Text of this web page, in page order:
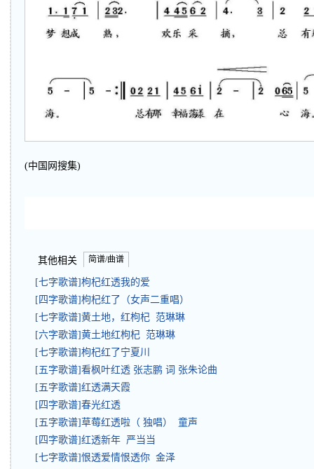
(中国网搜集)
其他相关 简谱/曲谱
[七字歌谱]枸杞红透我的爱
[四字歌谱]枸杞红了（女声二重唱）
[七字歌谱]黄土地，红枸杞 范琳琳
[六字歌谱]黄土地红枸杞 范琳琳
[七字歌谱]枸杞红了宁夏川
[五字歌谱]看枫叶红透 张志鹏 词 张朱论曲
[五字歌谱]红透满天霞
[四字歌谱]春光红透
[五字歌谱]草莓红透啦（ 独唱） 童声
[四字歌谱]红透新年 严当当
[七字歌谱]恨透爱情恨透你 金泽